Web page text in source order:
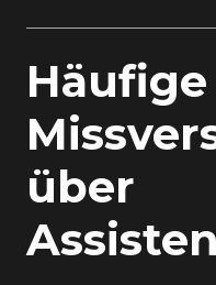
Häufige
über